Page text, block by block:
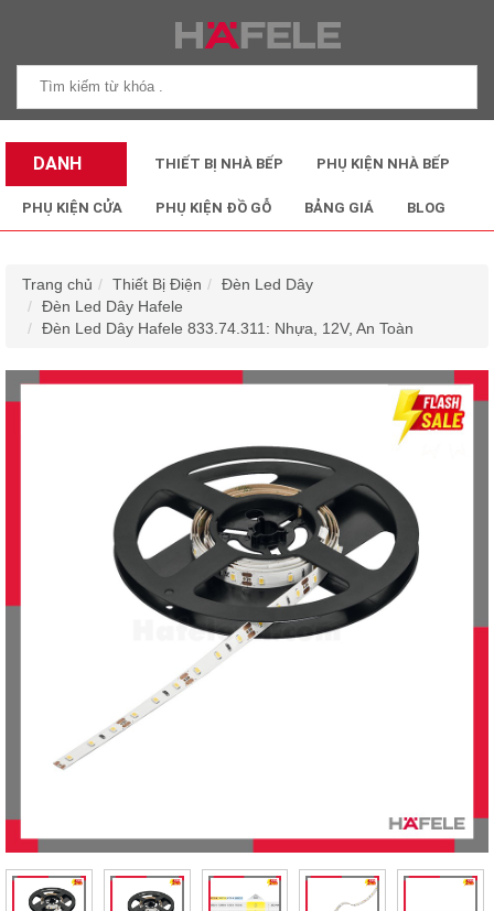
DANH
MỤC SẢN
THIẾT BỊ NHÀ BẾP PHỤ KIỆN NHÀ BẾP
PHỤ KIỆN CỬA PHỤ KIỆN ĐỒ GỖ BẢNG GIÁ BLOG
Trang chủ Thiết Bị Điện
Đèn Led Dây
Đèn Led Dây Hafele
Đèn Led Dây Hafele 833.74.311: Nhựa, 12V, An Toàn